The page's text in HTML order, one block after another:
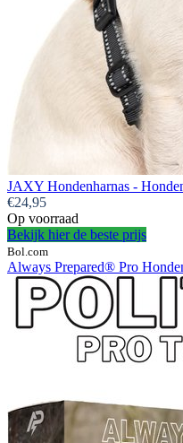
JAXY Hondenharnas -
€24,95
Op voorraad
Bekijk hier de beste prijs
Bol.com
Always Prepared® Pro